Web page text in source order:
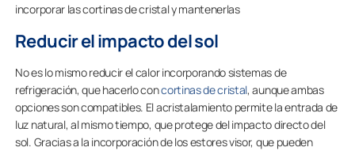
incorporar las cortinas de cristal y mantenerlas
Reducir el impacto del sol
No es lo mismo reducir el calor incorporando sistemas de
refrigeración, que hacerlo concortinas de cristal, aunque ambas
opciones son compatibles. El acristalamiento permite la entrada de
luz natural, al mismo tiempo, que protege del impacto directo del
sol. Gracias a la incorporación de los estores visor, que pueden